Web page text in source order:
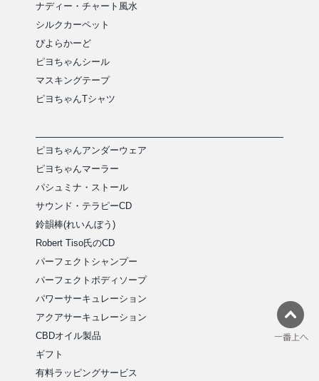
ナディー・チャート風水
シルクカーペット
ぴよらかーど
ピヨちゃんシール
マスキングテープ
ピヨちゃんTシャツ
ピヨちゃんアンダーウェア
ピヨちゃんマーラー
パシュミナ・ストール
サウンド・テラピーCD
鈴韻棒(れいんぼう)
Robert Tiso氏のCD
パーフェクトシャンプー
パーフェクトボディソープ
パワーサーキュレーション
アクアサーキュレーション
CBDオイル製品
ギフト
有料ラッピングサービス